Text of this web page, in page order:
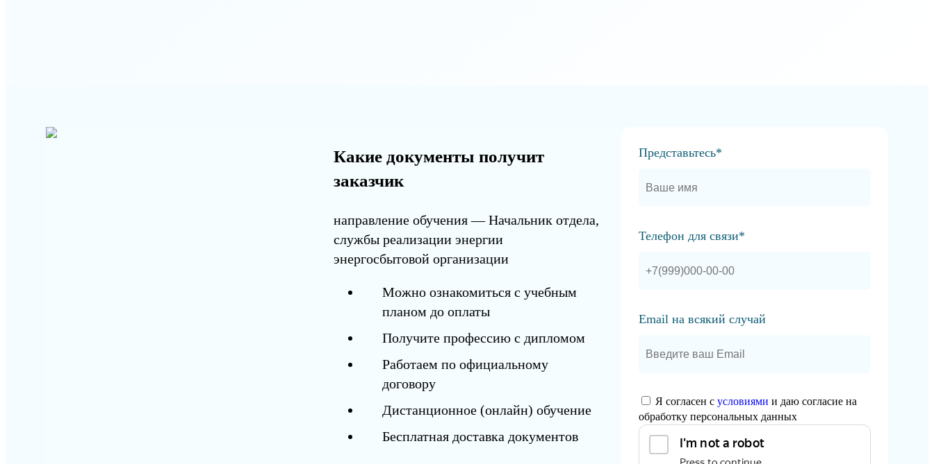
Какие документы получит
заказчик
направление обучения — Начальник отдела,
службы реализации энергии
энергосбытовой организации
Можно ознакомиться с учебным
планом до оплаты
Получите профессию с дипломом
Работаем по официальному
договору
Дистанционное (онлайн) обучение
Бесплатная доставка документов
Представьтесь*
Телефон для связи*
Email на всякий случай
Я согласен сусловиями и даю согласие на
обработку персональных данных